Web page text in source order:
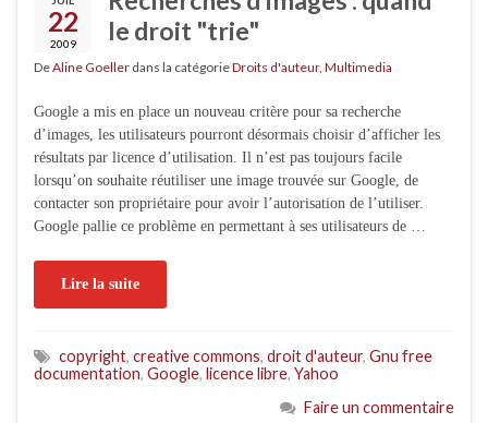
22
2009
le droit "trie"
DeAline Goeller dans la catégorieDroits d'auteur, Multimedia
Google a mis en place un nouveau critère pour sa recherche
d’images, les utilisateurs pourront désormais choisir d’afficher les
résultats par licence d’utilisation. Il n’est pas toujours facile
lorsqu’on souhaite réutiliser une image trouvée sur Google, de
contacter son propriétaire pour avoir l’autorisation de l’utiliser.
Google pallie ce problème en permettant à ses utilisateurs de …
Lire la suite
copyright, creative commons, droit d'auteur, Gnu free
documentation, Google, licence libre, Yahoo
Faire un commentaire